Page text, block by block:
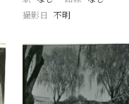
撮影日 不明